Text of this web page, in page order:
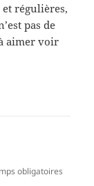
régulières,
pas de
aimer voir
obligatoires